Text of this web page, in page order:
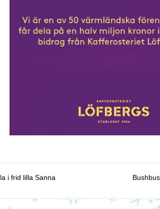
navigation
i frid lilla Sanna